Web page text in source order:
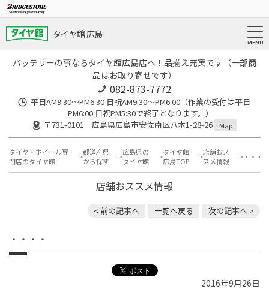
タイヤ館 広島
バッテリーの事ならタイヤ館広島店へ！品揃え充実です（一部商
品はお取り寄せです）
082-873-7772
平日AM9:30～PM6:30 日祝AM9:30〜PM6:00（作業の受付は平日
PM6:00 日祝PM5:30で終了となります。）
〒731-0101 広島県広島市安佐南区八木1-28-26
Map
タイヤ・ホイール専
門店のタイヤ館
都道府県
から探す
広島県の
タイヤ館
タイヤ館
広島TOP
店舗おス
スメ情報
・・・・
店舗おススメ情報
< 前の記事へ 一覧へ戻る 次の記事へ >
・・・・
2016年9月26日